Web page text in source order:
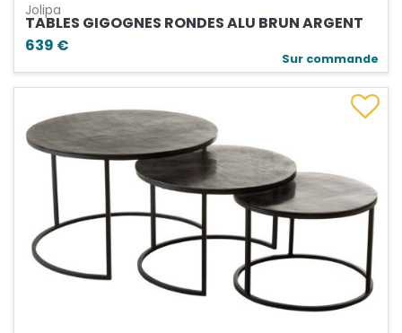
Jolipa
TABLES GIGOGNES RONDES ALU BRUN ARGENT
639 €
Sur commande